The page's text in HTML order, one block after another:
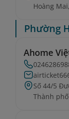
Hoàng
Phường
Ahome
Số 44/5
Thành